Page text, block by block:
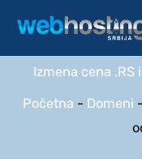
sadržaj
Izmena cena .RS
Početna - Domeni -